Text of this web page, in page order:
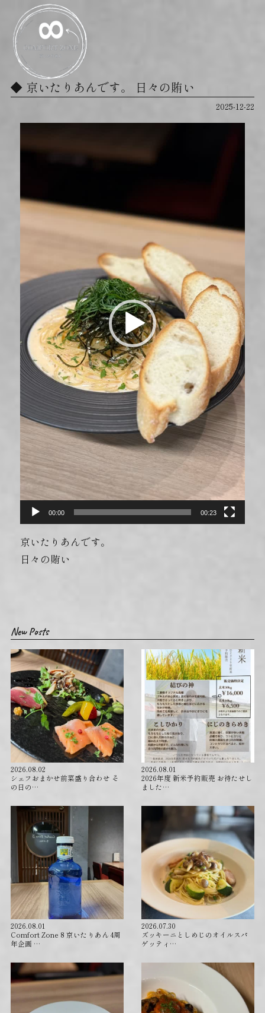
京いたりあんです。 日々の賄い ⁡
2025-12-22
画
ー
00:00 00:23
京いたりあんです。
日々の賄い
New Posts
2026.08.02
シェフおまかせ前菜盛り合わせ そ
の日の…
2026.08.01
2026年度 新米予約販売 お待たせし
ました…
2026.08.01
Comfort Zone 8 京いたりあん 4周
年企画 …
2026.07.30
ズッキーニとしめじのオイルスパ
ゲッティ…